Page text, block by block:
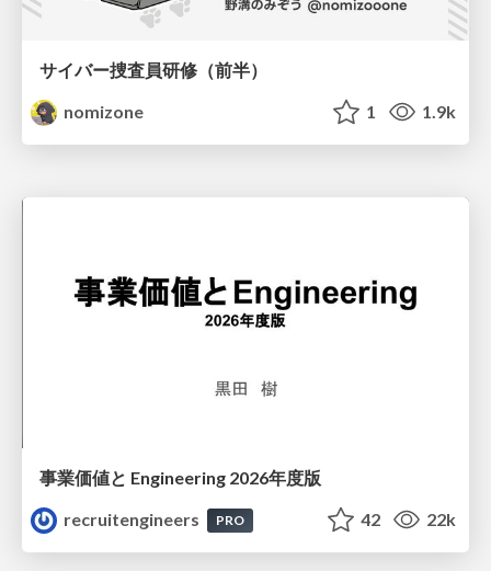
サイバー捜査員研修（前半）
nomizone
1 1.9k
事業価値と Engineering 2026年度版
recruitengineers
PRO 42 22k